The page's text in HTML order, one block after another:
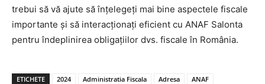
trebui să vă ajute să înțelegeți mai bine aspectele fiscale
importante și să interacționați eficient cu ANAF Salonta
pentru îndeplinirea obligațiilor dvs. fiscale în România.
ETICHETE 2024 Administratia Fiscala Adresa
ANAF